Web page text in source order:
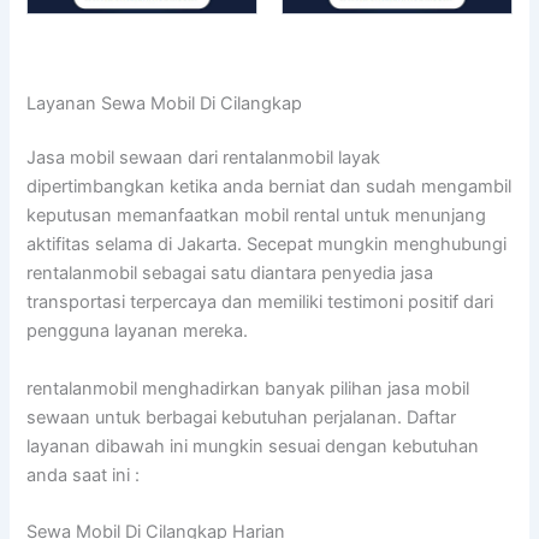
Layanan Sewa Mobil Di Cilangkap
Jasa mobil sewaan dari rentalanmobil layak
dipertimbangkan ketika anda berniat dan sudah mengambil
keputusan memanfaatkan mobil rental untuk menunjang
aktifitas selama di Jakarta. Secepat mungkin menghubungi
rentalanmobil sebagai satu diantara penyedia jasa
transportasi terpercaya dan memiliki testimoni positif dari
pengguna layanan mereka.
rentalanmobil menghadirkan banyak pilihan jasa mobil
sewaan untuk berbagai kebutuhan perjalanan. Daftar
layanan dibawah ini mungkin sesuai dengan kebutuhan
anda saat ini :
Sewa Mobil Di Cilangkap Harian